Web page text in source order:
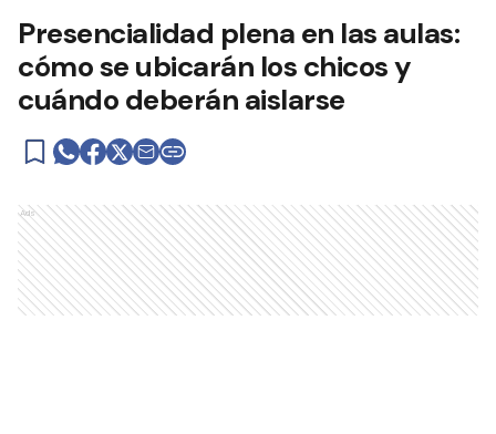
Presencialidad plena en las aulas:
cómo se ubicarán los chicos y
cuándo deberán aislarse
Ads